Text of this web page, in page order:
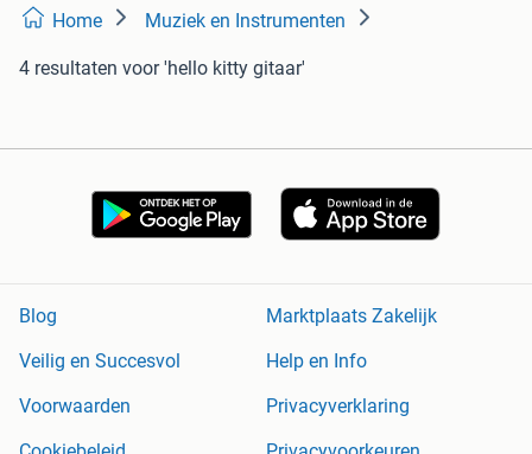
Home Muziek en Instrumenten
4 resultaten voor 'hello kitty gitaar'
Blog
Marktplaats Zakelijk
Veilig en Succesvol
Help en Info
Voorwaarden
Privacyverklaring